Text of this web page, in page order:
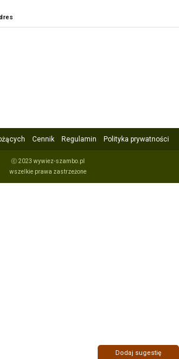
Cennik Regulamin Polityka prywatności
ⓒ 2023 wywiez-szambo.pl
wszelkie prawa zastrzeżone
Dodaj sugestię